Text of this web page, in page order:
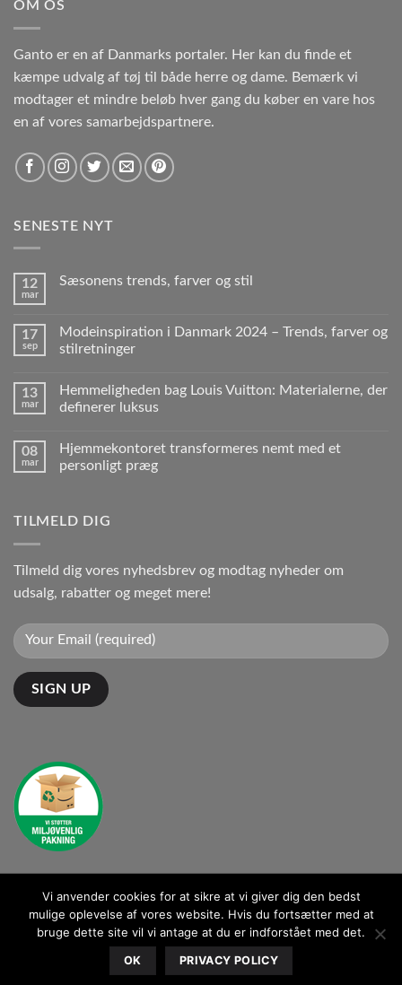
OM OS
Ganto er en af Danmarks portaler. Her kan du finde et
kæmpe udvalg af tøj til både herre og dame. Bemærk vi
modtager et mindre beløb hver gang du køber en vare hos
en af vores samarbejdspartnere.
SENESTE NYT
12
mar
Sæsonens trends, farver og stil
17
sep
Modeinspiration i Danmark 2024 – Trends, farver og
stilretninger
13
mar
Hemmeligheden bag Louis Vuitton: Materialerne, der
definerer luksus
08
mar
Hjemmekontoret transformeres nemt med et
personligt præg
TILMELD DIG
Tilmeld dig vores nyhedsbrev og modtag nyheder om
udsalg, rabatter og meget mere!
Kontakt: kontakt@ganto.dk
Vi anvender cookies for at sikre at vi giver dig den bedst
mulige oplevelse af vores website. Hvis du fortsætter med at
bruge dette site vil vi antage at du er indforstået med det.
OK PRIVACY POLICY